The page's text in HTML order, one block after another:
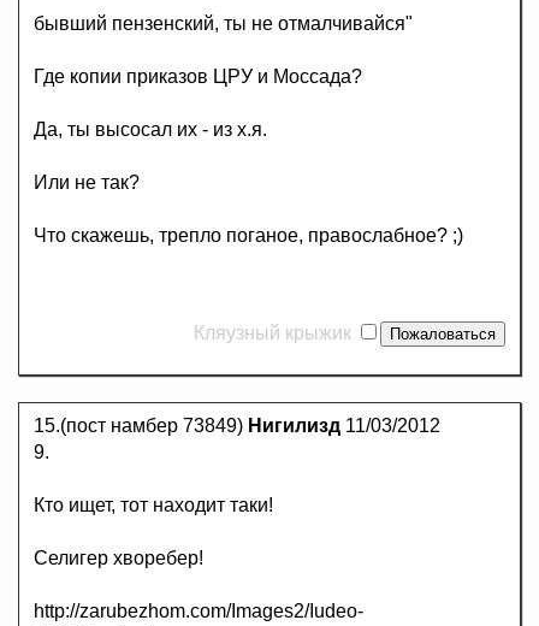
бывший пензенский, ты не отмалчивайся"
Где копии приказов ЦРУ и Моссада?
Да, ты высосал их - из х.я.
Или не так?
Что скажешь, трепло поганое, правослабное? ;)
Кляузный крыжик
15.(пост намбер 73849) Нигилизд 11/03/2012
9.
Кто ищет, тот находит таки!
Селигер хворебер!
http://zarubezhom.com/Images2/Iudeo-